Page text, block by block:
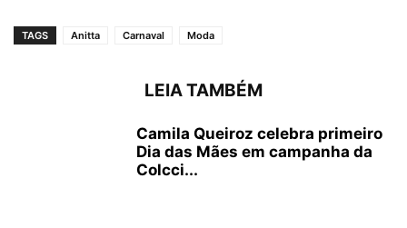
TAGS Anitta Carnaval Moda
LEIA TAMBÉM
Camila Queiroz celebra primeiro
Dia das Mães em campanha da
Colcci...